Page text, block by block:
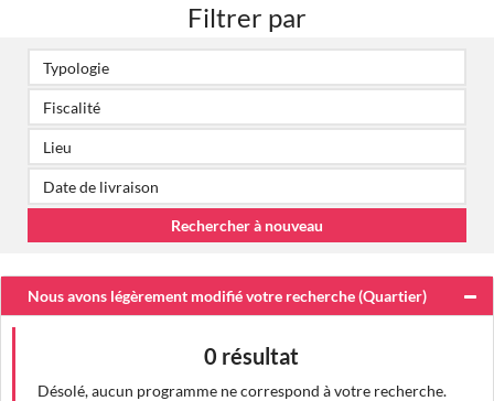
LMNP
Toulouse
Financement
Simulateur
Prix m2
Contact
Filtrer par
Nous avons légèrement modifié votre recherche (Quartier)
0 résultat
Désolé, aucun programme ne correspond à votre recherche.